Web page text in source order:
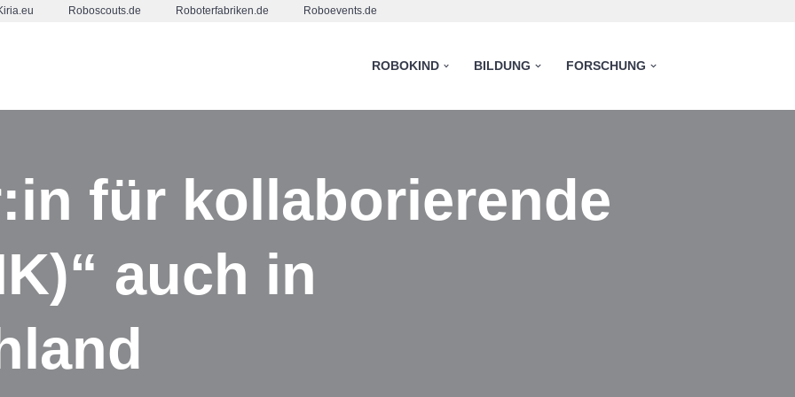
Roboscouts.de Roboterfabriken.de Roboevents.de
ROBOKIND BILDUNG FORSCHUNG
für kollaborierende
auch in